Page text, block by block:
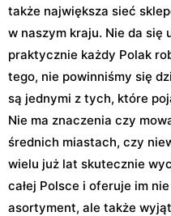
także największa sieć
w naszym kraju. Nie da się
praktycznie każdy Polak
tego, nie powinniśmy się
są jednymi z tych, które
Nie ma znaczenia czy
średnich miastach, czy
wielu już lat skutecznie
całej Polsce i oferuje im
asortyment, ale także